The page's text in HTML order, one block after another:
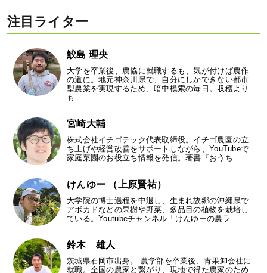
注目ライター
鮫島 理央
大学を卒業後、農協に就職するも、気が付けば農作
の道に。地元神奈川県で、自分にしかできない都市
型農業を実現するため、暗中模索の毎日。収穫より
も…
宮崎大輔
株式会社イチゴテック代表取締役。イチゴ農園の立
ち上げや経営改善をサポートしながら、YouTubeで
家庭菜園のお役立ち情報を発信。著書『おうち…
けんゆー （上原賢祐）
大学院の博士過程を中退し、生まれ故郷の沖縄県で
アボカドなどの果樹や野菜、多品目の植物を栽培し
ている。Youtubeチャンネル「けんゆーの農ラ…
鈴木 雄人
茨城県石岡市出身。 農学部を卒業後、青果卸会社に
就職。全国の農家と繋がり、現地で得た農家のため